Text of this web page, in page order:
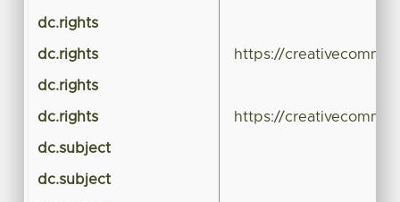
dc.rights
dc.rights https://
dc.rights
dc.rights https://
dc.subject
dc.subject